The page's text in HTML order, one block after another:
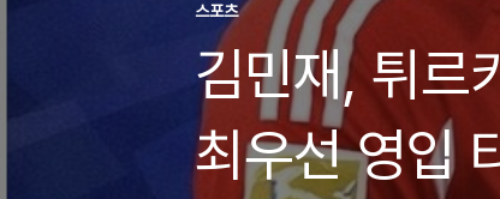
스포츠
김민재, 튀르
최우선 영입